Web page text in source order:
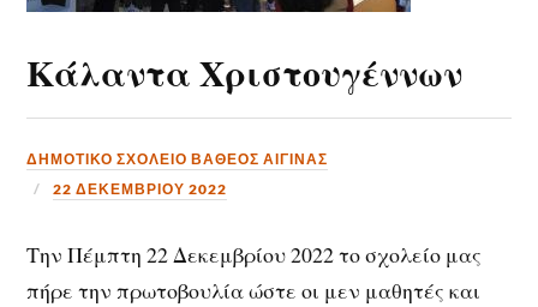
Κάλαντα Χριστουγέννων
ΔΗΜΟΤΙΚΟ ΣΧΟΛΕΙΟ ΒΑΘΕΟΣ ΑΙΓΙΝΑΣ
22 ΔΕΚΕΜΒΡΊΟΥ 2022
Την Πέμπτη 22 Δεκεμβρίου 2022 το σχολείο μας
πήρε την πρωτοβουλία ώστε οι μεν μαθητές και